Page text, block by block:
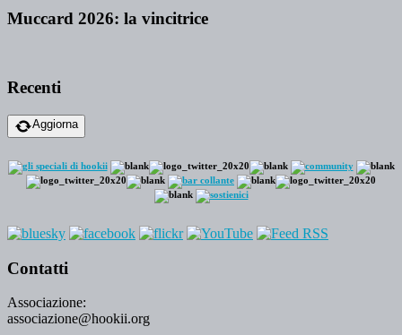
Muccard 2026: la vincitrice
Recenti
Aggiorna
Contatti
Associazione:
associazione@hookii.org